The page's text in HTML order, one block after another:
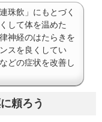
珠飲」にもとづく
して体を温めた
神経のはたらきを
スを良くしてい
どの症状を改善し
頼ろう